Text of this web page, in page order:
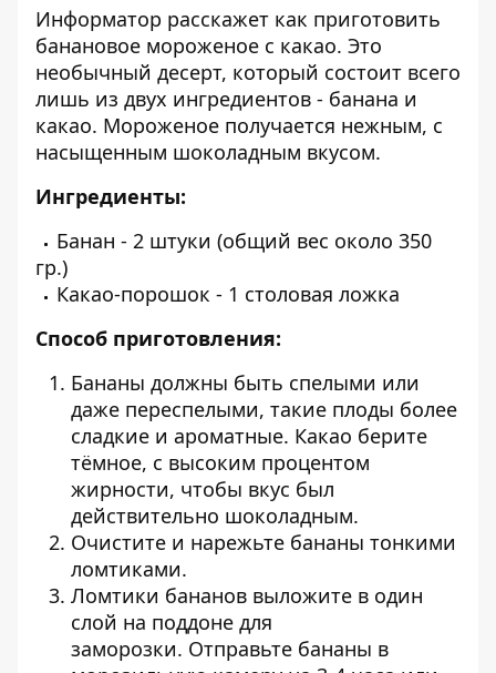
Информатор расскажет как приготовить
банановое мороженое с какао. Это
необычный десерт, который состоит всего
лишь из двух ингредиентов - банана и
какао. Мороженое получается нежным, с
насыщенным шоколадным вкусом.
Ингредиенты:
Банан - 2 штуки (общий вес около 350
гр.)
Какао-порошок - 1 столовая ложка
Способ приготовления:
Бананы должны быть спелыми или
даже переспелыми, такие плоды более
сладкие и ароматные. Какао берите
тёмное, с высоким процентом
жирности, чтобы вкус был
действительно шоколадным.
Очистите и нарежьте бананы тонкими
ломтиками.
Ломтики бананов выложите в один
слой на поддоне для
заморозки. Отправьте бананы в